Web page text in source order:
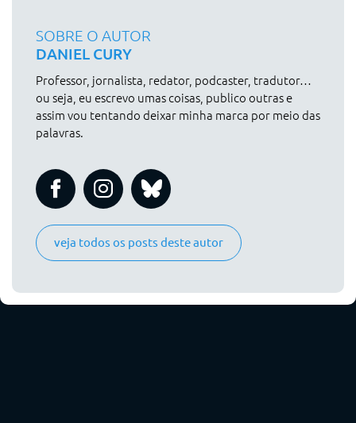
SOBRE O AUTOR
DANIEL CURY
Professor, jornalista, redator, podcaster, tradutor…
ou seja, eu escrevo umas coisas, publico outras e
assim vou tentando deixar minha marca por meio das
palavras.
veja todos os posts deste autor